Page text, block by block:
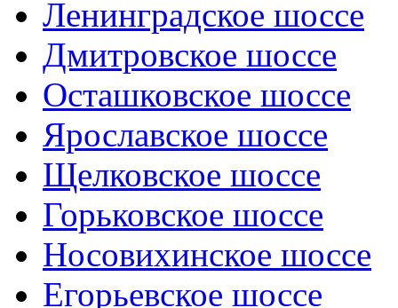
Ленинградское шоссе
Дмитровское шоссе
Осташковское шоссе
Ярославское шоссе
Щелковское шоссе
Горьковское шоссе
Носовихинское шоссе
Егорьевское шоссе